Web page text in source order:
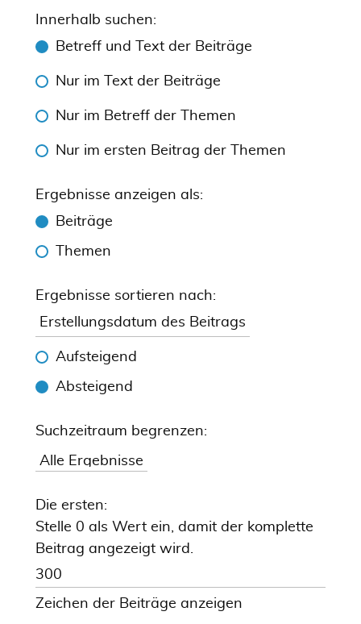
Innerhalb suchen:
Betreff und Text der Beiträge
Nur im Text der Beiträge
Nur im Betreff der Themen
Nur im ersten Beitrag der Themen
Ergebnisse anzeigen als:
Beiträge
Themen
Ergebnisse sortieren nach:
Aufsteigend
Absteigend
Suchzeitraum begrenzen:
Die ersten:
Stelle 0 als Wert ein, damit der komplette
Beitrag angezeigt wird.
Zeichen der Beiträge anzeigen